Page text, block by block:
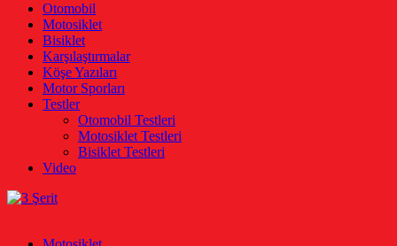
3 Şerit
Otomobil, Motosiklet, Bisiklet
Otomobil
Motosiklet
Bisiklet
Karşılaştırmalar
Köşe Yazıları
Motor Sporları
Testler
Otomobil Testleri
Motosiklet Testleri
Bisiklet Testleri
Video